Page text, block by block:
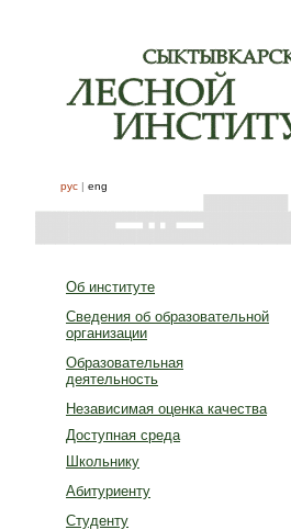
рус | eng
Об институте
Сведения об образовательной
организации
Образовательная
деятельность
Независимая оценка качества
Доступная среда
Школьнику
Абитуриенту
Студенту